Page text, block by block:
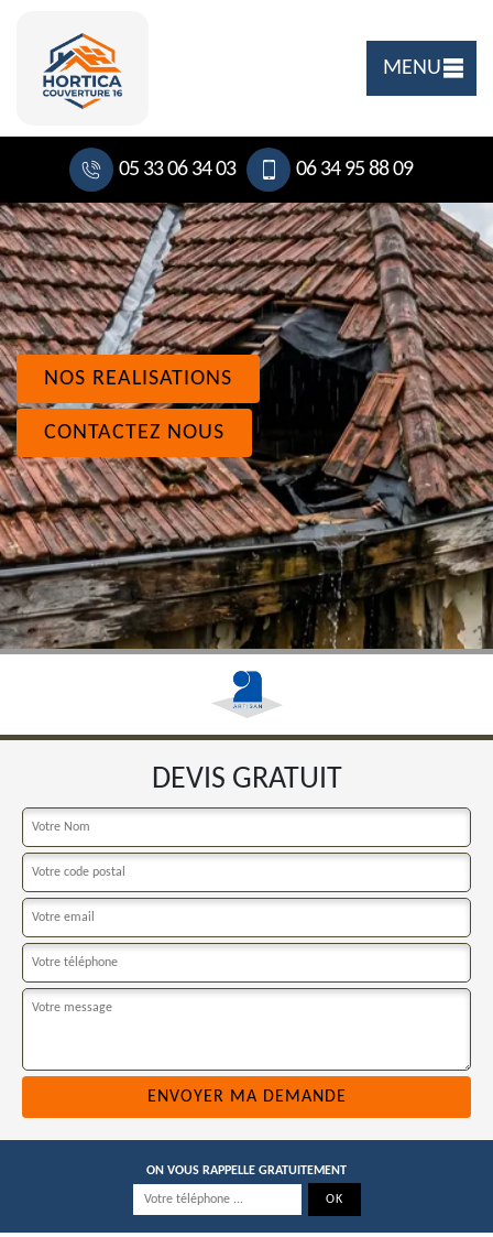
MENU
05 33 06 34 03 06 34 95 88 09
NOS REALISATIONS
CONTACTEZ NOUS
DEVIS GRATUIT
ON VOUS RAPPELLE GRATUITEMENT